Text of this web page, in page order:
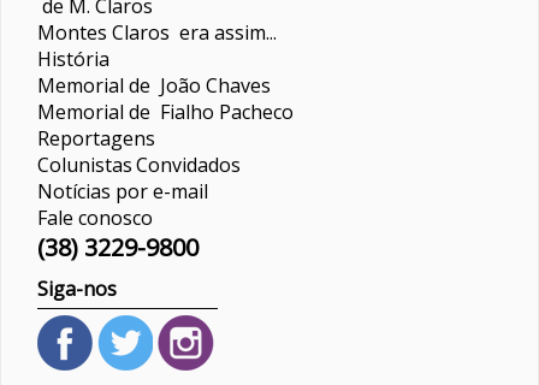
de M. Claros
Montes Claros era assim...
História
Memorial de João Chaves
Memorial de Fialho Pacheco
Reportagens
ColunistasConvidados
Notícias por e-mail
Fale conosco
(38) 3229-9800
Siga-nos